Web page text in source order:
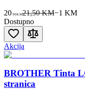
20 90KM21,50 KM−1 KM
Dostupno
Akcija
BROTHER Tinta
stranica